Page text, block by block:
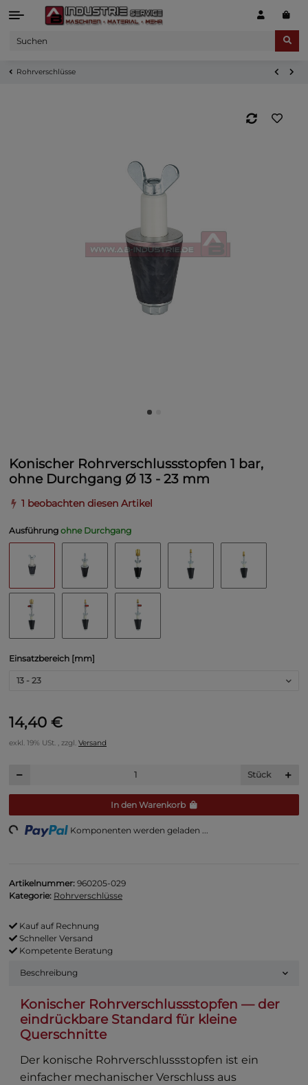
Rohrverschlüsse
Konischer Rohrverschlussstopfen 1 bar,
ohne Durchgang Ø 13 - 23 mm
1 beobachten diesen Artikel
Ausführung ohne Durchgang
Einsatzbereich [mm]
13 - 23
14,40 €
exkl. 19% USt. , zzgl. Versand
Stück
In den Warenkorb
Komponenten werden geladen ...
Artikelnummer: 960205-029
Kategorie: Rohrverschlüsse
Kauf auf Rechnung
Schneller Versand
Kompetente Beratung
Beschreibung
Konischer Rohrverschlussstopfen — der
eindrückbare Standard für kleine
Querschnitte
Der konische Rohrverschlussstopfen ist ein
einfacher mechanischer Verschluss aus